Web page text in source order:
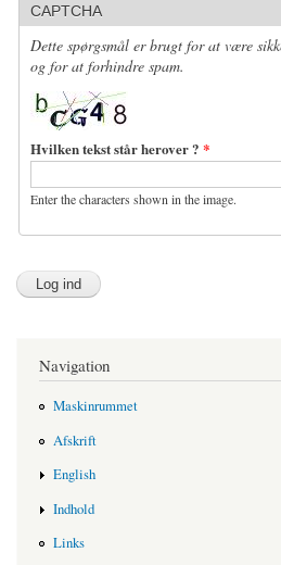
CAPTCHA
Dette spørgsmål er brugt for at være
og for at forhindre spam.
Hvilken tekst står herover ? *
Enter the characters shown in the image.
Navigation
Maskinrummet
Afskrift
English
Indhold
Links